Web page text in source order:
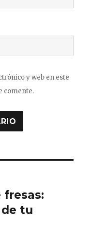
y web en este
comente.
fresas:
tu